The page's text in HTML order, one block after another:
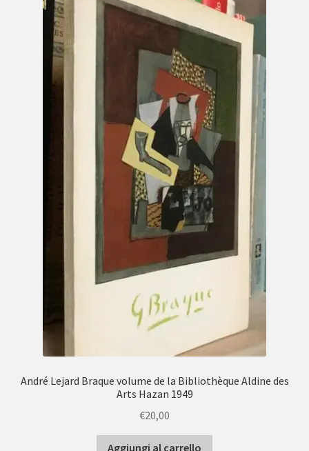
André Lejard Braque volume de la Bibliothèque Aldine des
Arts Hazan 1949
€20,00
Aggiungi al carrello